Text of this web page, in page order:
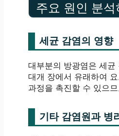
주요 원인 분석
세균 감염의 영향
대부분의 방광염은 세
대개 장에서 유래하여
과정을 촉진할 수 있으
기타 감염원과 병